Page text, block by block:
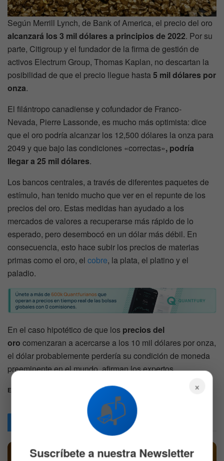
Según Merrill Lynch, de Bank of America, el precio del oro
alcanzará los 3 mil dólares a principios de 2022. Por su
parte, Citigroup y el fundador de la firma de gestión de
activos Electrum Group, Thomas Kaplan, no descartan la
posibilidad de que el precio llegue hasta5 mil dólares por
onza.
El filántropo canadiense y cofundador de Franco-
Nevada, Pierre Lassonde, es mucho más optimista: dice
que el oro podría alcanzar los 12,500 dólares la onza para
2049 y que bajo las condiciones «correctas», podría
llegar a 25 mil dólares.
Los bancos centrales, a través de diferentes paquetes de
estímulo, han tenido mucho que ver en el repunte de los
precios del oro. Estas medidas han ayudado a los
mercados de valores a recuperarse más rápido de lo
esperado, pero desembocó en un dólar más débil. En
consecuencia, esto hace subir los precios de materias
primas como el oro, el cobre, la plata, el platino y el
paladio.
En el caso hipotético de que los precios del
oro comenzaran a acercarse a los 10 mil dólares por onza,
el dólar probablemente perdería su condición de moneda
preeminente en el mundo, afirman los expertos.
Etiquetas: Oro
Relacionados
×
📬
Suscríbete a nuestra Newsletter